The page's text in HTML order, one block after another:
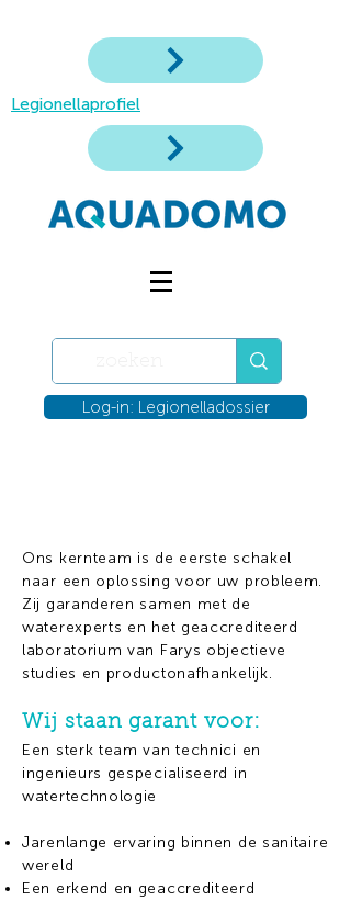
Legionellaprofiel
Log-in: Legionelladossier
Ons kernteam is de eerste schakel
naar een oplossing voor uw probleem.
Zij garanderen samen met de
waterexperts en het geaccrediteerd
laboratorium van Farys objectieve
studies en productonafhankelijk.
Wij staan garant voor:
​Een sterk team van technici en
ingenieurs gespecialiseerd in
watertechnologie
Jarenlange ervaring binnen de sanitaire
wereld
Een erkend en geaccrediteerd